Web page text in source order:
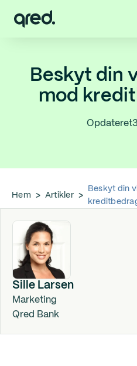
Beskyt din
mod
Opdateret
Hem > Artikler >
Beskyt din
Sille Larsen
Marketing
Qred Bank